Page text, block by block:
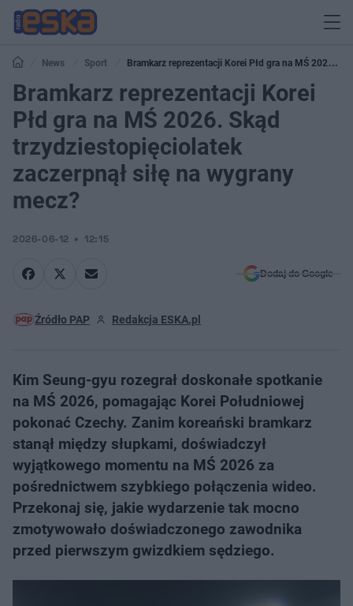
News Sport
Bramkarz reprezentacji Korei Płd gra na MŚ 2026.
Skąd trzydziestopięciolatek zaczerpnął siłę na wygrany mecz?
Bramkarz reprezentacji Korei
Płd gra na MŚ 2026. Skąd
trzydziestopięciolatek
zaczerpnął siłę na wygrany
mecz?
2026-06-12 12:15
Dodaj do Google
Źródło PAP Redakcja ESKA.pl
Kim Seung-gyu rozegrał doskonałe spotkanie
na MŚ 2026, pomagając Korei Południowej
pokonać Czechy. Zanim koreański bramkarz
stanął między słupkami, doświadczył
wyjątkowego momentu na MŚ 2026 za
pośrednictwem szybkiego połączenia wideo.
Przekonaj się, jakie wydarzenie tak mocno
zmotywowało doświadczonego zawodnika
przed pierwszym gwizdkiem sędziego.